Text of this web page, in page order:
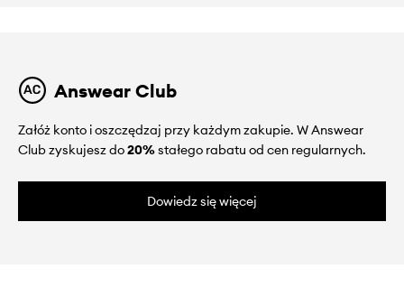
Answear Club
Załóż konto i oszczędzaj przy każdym zakupie. W Answear
Club zyskujesz do20%stałego rabatu od cen regularnych.
Dowiedz się więcej